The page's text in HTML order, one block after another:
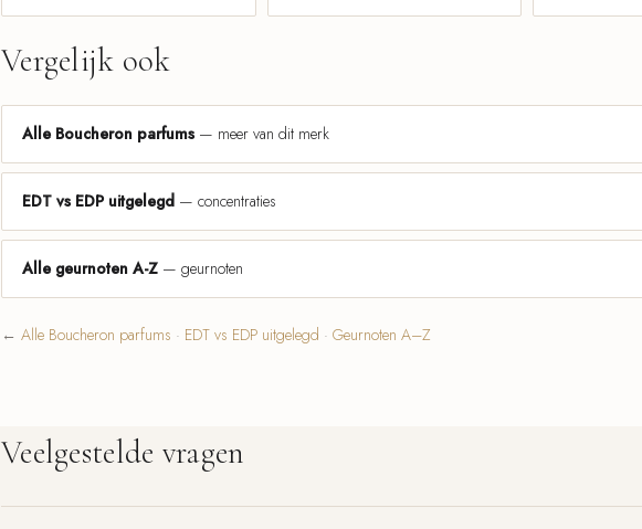
Vergelijk ook
Alle Boucheron parfums — meer van dit merk
EDT vs EDP uitgelegd — concentraties
Alle geurnoten A-Z — geurnoten
← Alle Boucheron parfums · EDT vs EDP uitgelegd · Geurnoten A–Z
Veelgestelde vragen